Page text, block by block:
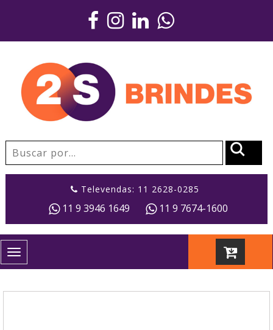
Televendas: 11 2628-0285
11 9 3946 1649 11 9 7674-1600
Toggle
navigation